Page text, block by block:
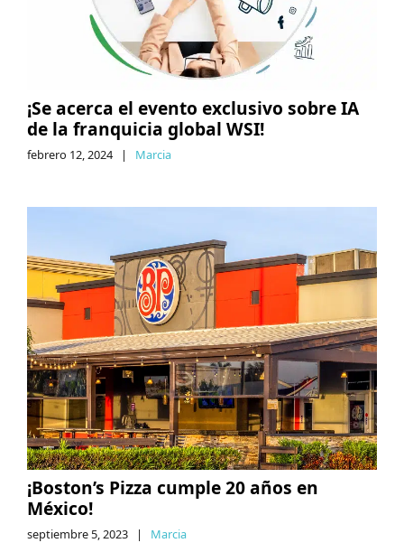
¡Se acerca el evento exclusivo sobre IA
de la franquicia global WSI!
febrero 12, 2024 | Marcia
¡Boston’s Pizza cumple 20 años en
México!
septiembre 5, 2023 | Marcia